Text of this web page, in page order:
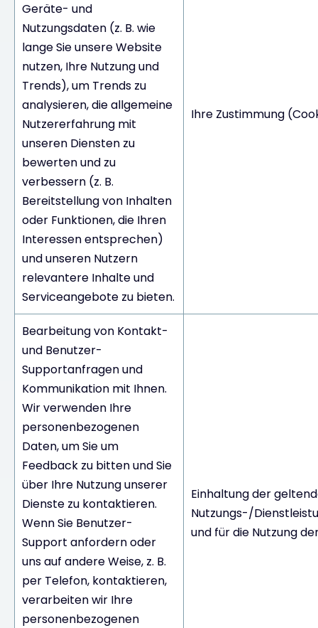
Geräte- und
Nutzungsdaten (z. B. wie
lange Sie unsere Website
nutzen, Ihre Nutzung und
Trends), um Trends zu
analysieren, die allgemeine
Nutzererfahrung mit
unseren Diensten zu
bewerten und zu
verbessern (z. B.
Bereitstellung von Inhalten
oder Funktionen, die Ihren
Interessen entsprechen)
und unseren Nutzern
relevantere Inhalte und
Serviceangebote zu bieten.
Ihre Zustimmung
Bearbeitung von Kontakt-
und Benutzer-
Supportanfragen und
Kommunikation mit Ihnen.
Wir verwenden Ihre
personenbezogenen
Daten, um Sie um
Feedback zu bitten und Sie
über Ihre Nutzung unserer
Dienste zu kontaktieren.
Wenn Sie Benutzer-
Support anfordern oder
uns auf andere Weise, z. B.
per Telefon, kontaktieren,
verarbeiten wir Ihre
personenbezogenen
Einhaltung der
Nutzungs-/
und für die Nutzung